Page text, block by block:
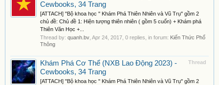
Cewbooks, 34 Trang
[ATTACH] "Bộ khoa học '' Khám Phá Thiên Nhiên và Vũ Trụ'' gồm 2
chủ đề: Chủ đề 1: Hiện tượng thiên nhiên ( gồm 5 cuốn) + Khám phá
Thiên Văn Học +...
Thread by: quanh.bv Apr 24, 2017 , 0 replies, in forum: Kiến Thức Phổ
Thông
Thread
Khám Phá Cơ Thể (NXB Lao Động 2023) -
Cewbooks, 34 Trang
[ATTACH] "Bộ khoa học '' Khám Phá Thiên Nhiên và Vũ Trụ'' gồm 2